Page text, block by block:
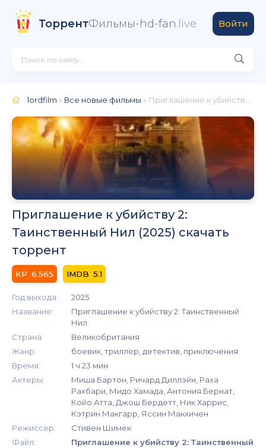
ТоррентФильмы-hd-fan.live Войти
lordfilm » Все новые фильмы » Приглашение к убийству 2: Таинственный Нил (2025)
Приглашение к убийству 2:
Таинственный Нил (2025) скачать
торрент
6.565 5.1
Год выхода:
2025
Название:
Приглашение к убийству 2: Таинственный
Нил
Страна:
Великобритания
Жанр:
боевик, триллер, детектив, приключения
Время:
1 ч 23 мин
Актеры:
Миша Бартон, Ричард Диллэйн, Раха
Рахбари, Мидо Хамада, Антония Бернат,
Койо Атта, Джош Бердетт, Ник Харрис,
Кэтрин Макгарр, Яссин Макхичен
Режиссер:
Стивен Шимек
Файл:
Приглашение к убийству 2: Таинственный